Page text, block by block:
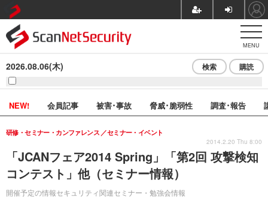
MENU
2026.08.06(木) 検索 購読
NEW! 会員記事 被害･事故 脅威･脆弱性 調査･報告
「JCANフェア2014 Spring」「第2回 攻撃検知
コンテスト」他（セミナー情報）
開催予定の情報セキュリティ関連セミナー・勉強会情報
研修・セミナー・カンファレンス セミナー・イベント
2014.2.20 Thu 8:00